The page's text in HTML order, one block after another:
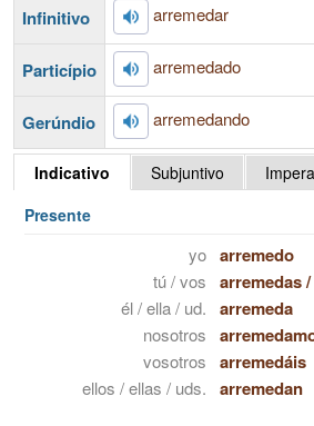
Infinitivo arremedar
Particípio arremedado
Gerúndio arremedando
Indicativo Subjuntivo
Presente
yo arremedo
tú / vos arremedas/
él / ella / ud. arremeda
nosotros
vosotros arremedáis
ellos / ellas / uds. arremedan